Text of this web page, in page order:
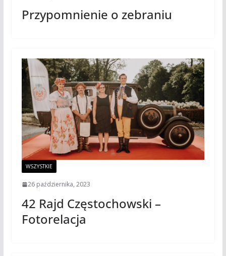
Przypomnienie o zebraniu
WSZYSTKIE
26 października, 2023
42 Rajd Częstochowski –
Fotorelacja